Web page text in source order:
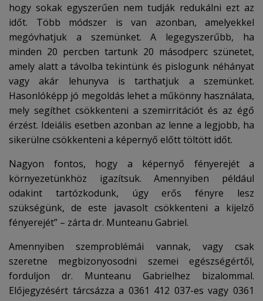
hogy sokak egyszerűen nem tudják redukálni ezt az
időt. Több módszer is van azonban, amelyekkel
megóvhatjuk a szemünket. A legegyszerűbb, ha
minden 20 percben tartunk 20 másodperc szünetet,
amely alatt a távolba tekintünk és pislogunk néhányat
vagy akár lehunyva is tarthatjuk a szemünket.
Hasonlóképp jó megoldás lehet a műkönny használata,
mely segíthet csökkenteni a szemirritációt és az égő
érzést. Ideiális esetben azonban az lenne a legjobb, ha
sikerülne csökkenteni a képernyő előtt töltött időt.
Nagyon fontos, hogy a képernyő fényerejét a
környezetünkhöz igazítsuk. Amennyiben például
odakint tartózkodunk, úgy erős fényre lesz
szükségünk, de este javasolt csökkenteni a kijelző
fényerejét” – zárta dr. Munteanu Gabriel.
Amennyiben szemproblémái vannak, vagy csak
szeretne megbizonyosodni szemei egészségértől,
forduljon dr. Munteanu Gabrielhez bizalommal.
Előjegyzésért tárcsázza a 0361 412 037-es vagy 0361